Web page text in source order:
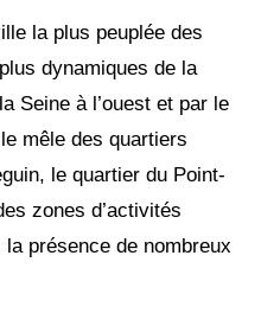
la plus peuplée des
dynamiques de la
Seine à l’ouest et par le
mêle des quartiers
le quartier du Point-
zones d’activités
présence de nombreux